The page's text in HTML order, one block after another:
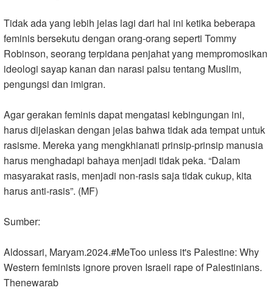
Tidak ada yang lebih jelas lagi dari hal ini ketika beberapa
feminis bersekutu dengan orang-orang seperti Tommy
Robinson, seorang terpidana penjahat yang mempromosikan
ideologi sayap kanan dan narasi palsu tentang Muslim,
pengungsi dan imigran.
Agar gerakan feminis dapat mengatasi kebingungan ini,
harus dijelaskan dengan jelas bahwa tidak ada tempat untuk
rasisme. Mereka yang mengkhianati prinsip-prinsip manusia
harus menghadapi bahaya menjadi tidak peka. “Dalam
masyarakat rasis, menjadi non-rasis saja tidak cukup, kita
harus anti-rasis”. (MF)
Sumber:
Aldossari, Maryam.2024.#MeToo unless it's Palestine: Why
Western feminists ignore proven Israeli rape of Palestinians.
Thenewarab